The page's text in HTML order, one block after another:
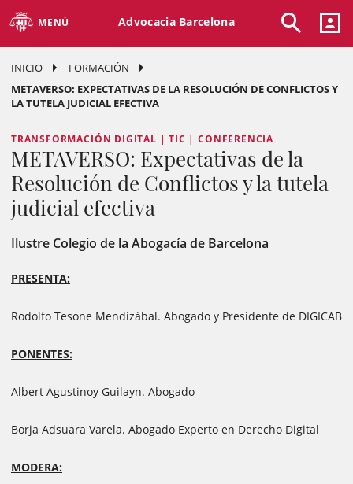
MENÚ Advocacia Barcelona
INICIO
FORMACIÓN
METAVERSO: EXPECTATIVAS DE LA RESOLUCIÓN DE CONFLICTOS Y
LA TUTELA JUDICIAL EFECTIVA
TRANSFORMACIÓN DIGITAL | TIC | CONFERENCIA
METAVERSO: Expectativas de la
Resolución de Conflictos y la tutela
judicial efectiva
Ilustre Colegio de la Abogacía de Barcelona
PRESENTA:
Rodolfo Tesone Mendizábal. Abogado y Presidente de DIGICAB
PONENTES:
Albert Agustinoy Guilayn. Abogado
Borja Adsuara Varela. Abogado Experto en Derecho Digital
MODERA: